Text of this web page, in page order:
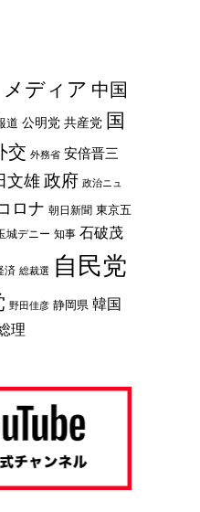
メディア 中国
道 公明党 共産党 国
交 外務省 安倍晋三
文雄 政府 政治ニュ
ロナ 朝日新聞 東京五
城デニー 知事 石破茂
済 総裁選 自民党
野田佳彦 静岡県 韓国
理